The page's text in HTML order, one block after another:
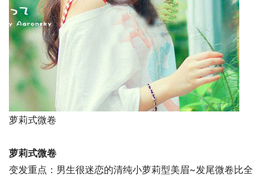
萝莉式微卷
萝莉式微卷
变发重点：男生很迷恋的清纯小萝莉型美眉~发尾微卷比全